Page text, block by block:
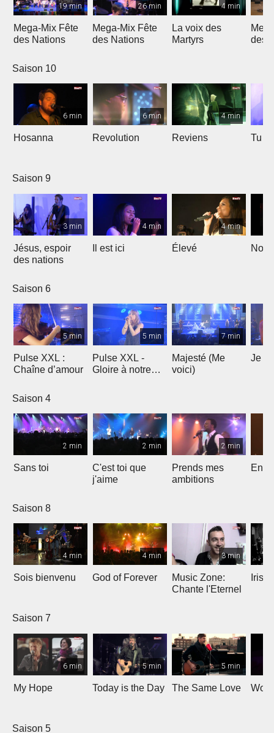
19 min
Mega-Mix Fête
des Nations
26 min
Mega-Mix Fête
des Nations
4 min
La voix des
Martyrs
des
Saison 10
6 min
Hosanna
6 min
Revolution
4 min
Reviens Tu
Saison 9
3 min
Jésus, espoir
des nations
4 min
Il est ici
4 min
Élevé
Saison 6
5 min
Pulse XXL :
Chaîne d’amour
5 min
Pulse XXL -
Gloire à notre
7 min
Majesté (Me
voici)
Je te
Saison 4
2 min
Sans toi
2 min
C'est toi que
j'aime
2 min
Prends mes
ambitions
Saison 8
4 min
Sois bienvenu
4 min
God of Forever
3 min
Music Zone:
Chante l'Eternel
Irish
Saison 7
6 min
My Hope
5 min
Today is the Day
5 min
The Same Love
Saison 5